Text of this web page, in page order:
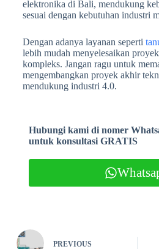
elektronika di Bali, mendukung
sesuai dengan kebutuhan industri
Dengan adanya layanan seperti
lebih mudah menyelesaikan
kompleks. Jangan ragu untuk
mengembangkan proyek akhir
mendukung industri 4.0.
Hubungi kami di nomer
untuk konsultasi GRATIS
PREVIOUS